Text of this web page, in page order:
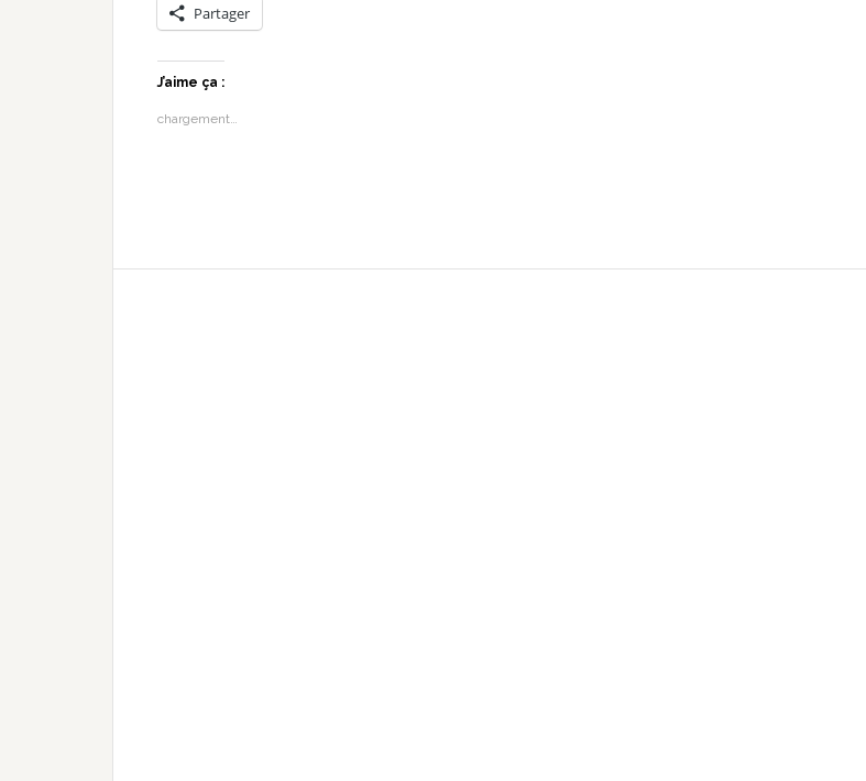
Partager
J’aime ça :
chargement…